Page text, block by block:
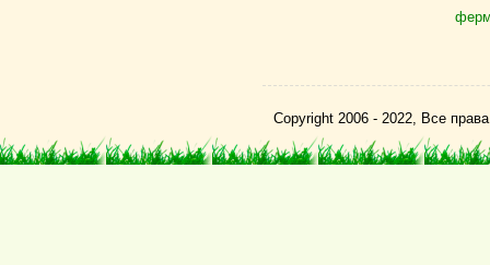
Copyright 2006 - 2022, Все